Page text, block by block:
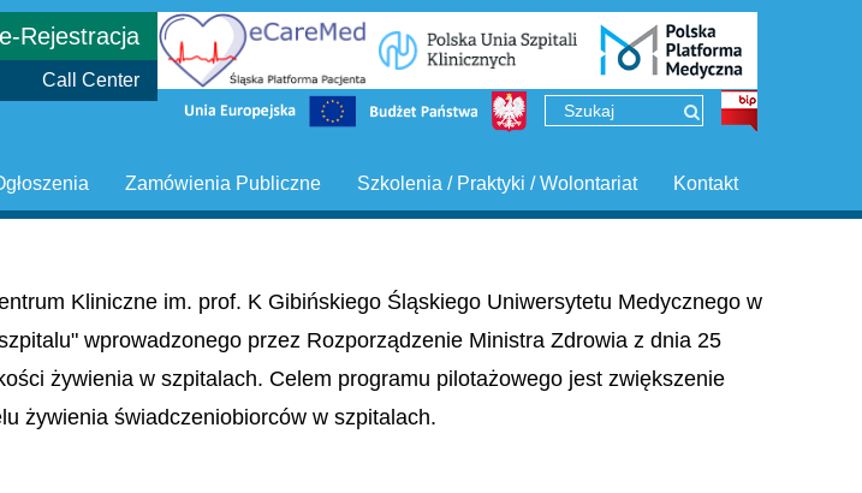
e-Rejestracja
Call Center
Kontakt
Szkolenia / Praktyki / Wolontariat
Zamówienia Publiczne
Kliniczne im. prof. K Gibińskiego Śląskiego Uniwersytetu Medycznego w
wprowadzonego przez Rozporządzenie Ministra Zdrowia z dnia 25
żywienia w szpitalach. Celem programu pilotażowego jest zwiększenie
żywienia świadczeniobiorców w szpitalach.